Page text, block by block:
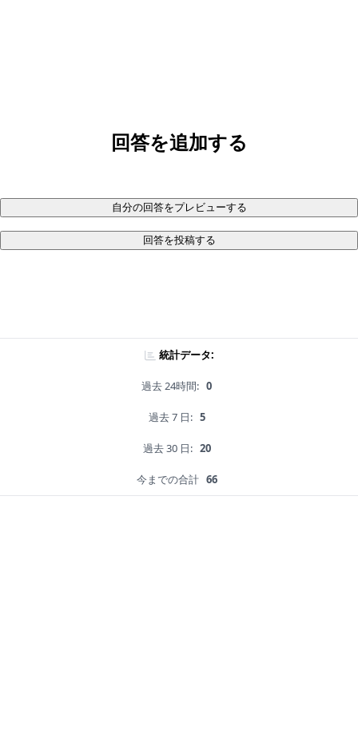
回答を追加する
自分の回答をプレビューする
回答を投稿する
統計データ:
過去 24時間: 0
過去 7 日: 5
過去 30 日: 20
今までの合計 66